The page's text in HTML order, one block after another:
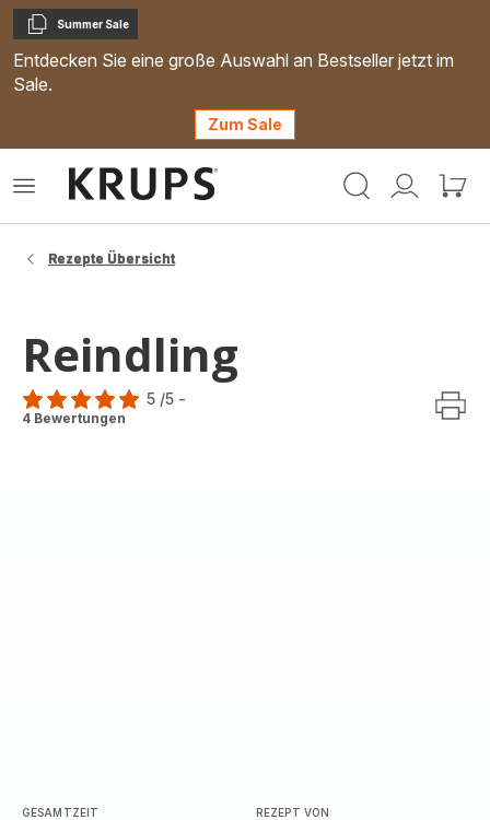
Kopieren
Summer Sale
Entdecken Sie eine große Auswahl an Bestseller jetzt im
Sale.
Zum Sale
Mein
Mein
Das
Rezepte Übersicht
Reindling
Bewertung
5 /5 -
4 Bewertungen
GESAMTZEIT REZEPT VON